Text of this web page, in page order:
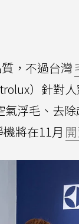
，不過台灣
）針對
氣浮毛、去
將在11月